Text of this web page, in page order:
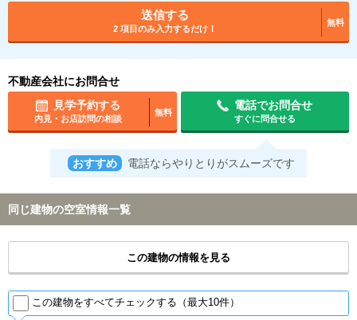
送信する
2 項目のみ入力するだけ！
無料
不動産会社にお問合せ
見学予約する
内見・お店訪問の相談
無料
電話でお問合せ
すぐに問合せる
おすすめ 電話ならやりとりがスムーズです
同じ建物の空室情報一覧
この建物の情報を見る
この建物をすべてチェックする（最大10件）